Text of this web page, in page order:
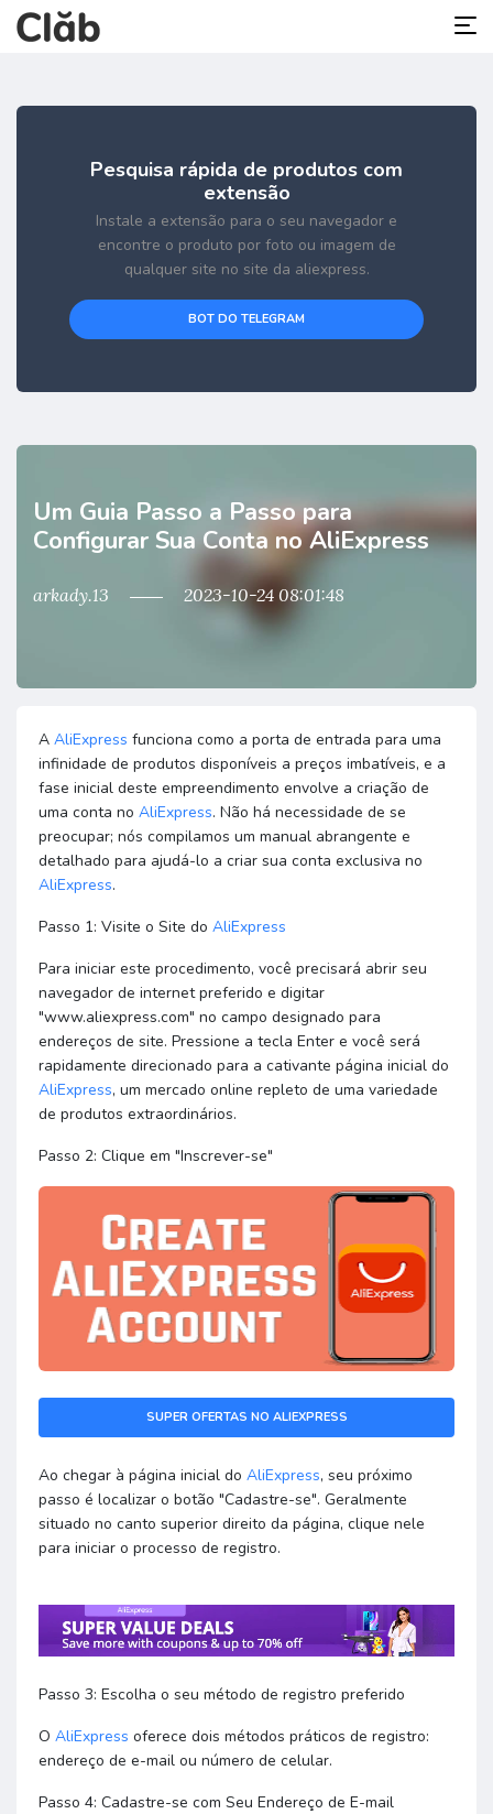
Pesquisa rápida de produtos com
extensão
Instale a extensão para o seu navegador e
encontre o produto por foto ou imagem de
qualquer site no site da aliexpress.
BOT DO TELEGRAM
Um Guia Passo a Passo para
Configurar Sua Conta no AliExpress
arkady.13 2023-10-24 08:01:48
A AliExpress funciona como a porta de entrada para uma
infinidade de produtos disponíveis a preços imbatíveis, e a
fase inicial deste empreendimento envolve a criação de
uma conta no AliExpress. Não há necessidade de se
preocupar; nós compilamos um manual abrangente e
detalhado para ajudá-lo a criar sua conta exclusiva no
AliExpress.
Passo 1: Visite o Site do AliExpress
Para iniciar este procedimento, você precisará abrir seu
navegador de internet preferido e digitar
"www.aliexpress.com" no campo designado para
endereços de site. Pressione a tecla Enter e você será
rapidamente direcionado para a cativante página inicial do
AliExpress, um mercado online repleto de uma variedade
de produtos extraordinários.
Passo 2: Clique em "Inscrever-se"
SUPER OFERTAS NO ALIEXPRESS
Ao chegar à página inicial do AliExpress, seu próximo
passo é localizar o botão "Cadastre-se". Geralmente
situado no canto superior direito da página, clique nele
para iniciar o processo de registro.
Passo 3: Escolha o seu método de registro preferido
O AliExpress oferece dois métodos práticos de registro:
endereço de e-mail ou número de celular.
Passo 4: Cadastre-se com Seu Endereço de E-mail